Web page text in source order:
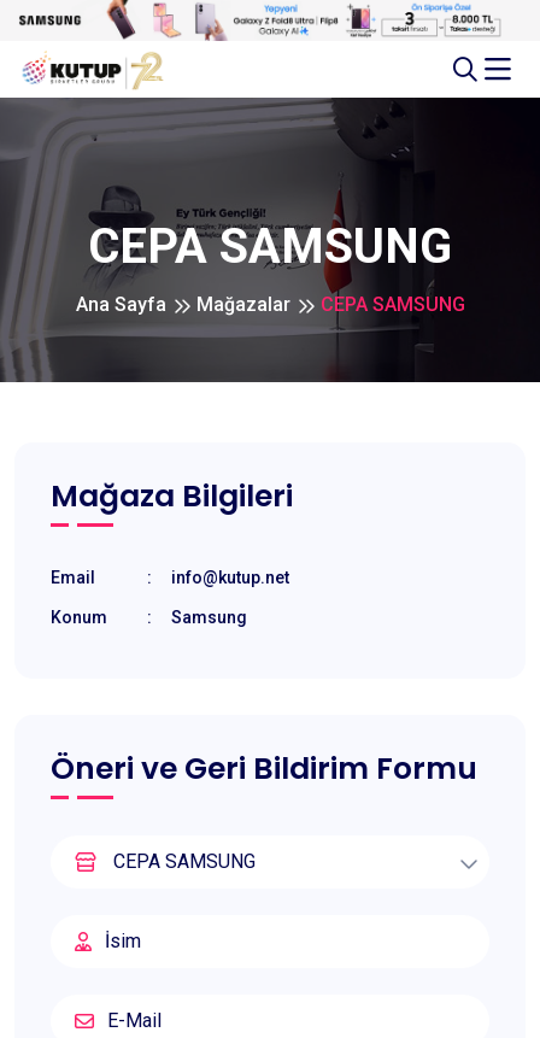
CEPA SAMSUNG
Ana Sayfa Mağazalar CEPA SAMSUNG
Mağaza Bilgileri
Email : info@kutup.net
Konum : Samsung
Öneri ve Geri Bildirim Formu